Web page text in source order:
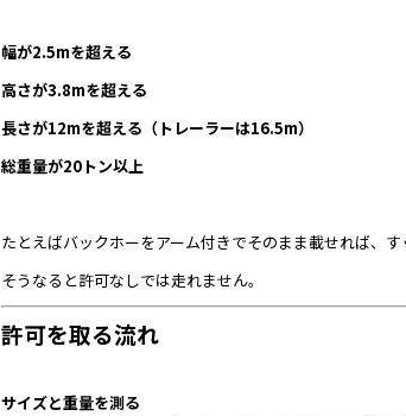
幅が2.5mを超える
高さが3.8mを超える
長さが12mを超える（トレーラーは16.5m）
総重量が20トン以上
たとえばバックホーをアーム付きでそのまま載せれば、す
そうなると許可なしでは走れません。
許可を取る流れ
サイズと重量を測る